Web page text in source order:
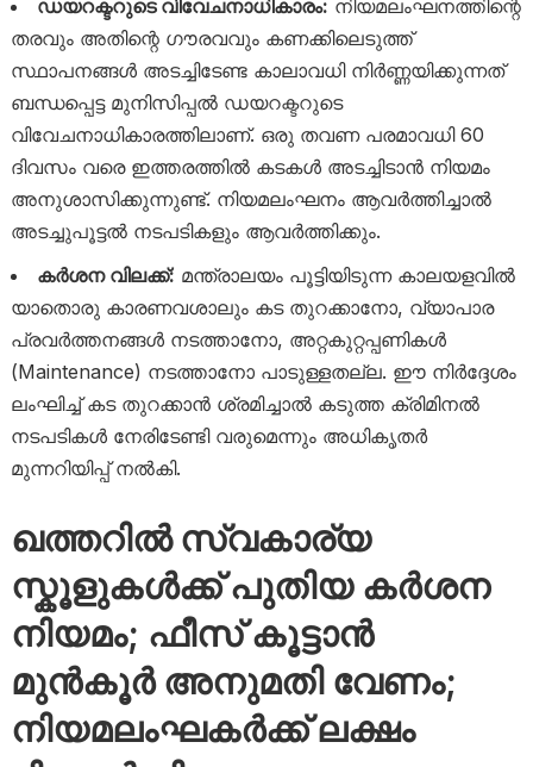
ഡയറക്ടറുടെ വിവേചനാധികാരം: നിയമലംഘനത്തിന്റെ
തരവും അതിന്റെ ഗൗരവവും കണക്കിലെടുത്ത്
സ്ഥാപനങ്ങൾ അടച്ചിടേണ്ട കാലാവധി നിർണ്ണയിക്കുന്നത്
ബന്ധപ്പെട്ട മുനിസിപ്പൽ ഡയറക്ടറുടെ
വിവേചനാധികാരത്തിലാണ്. ഒരു തവണ പരമാവധി 60
ദിവസം വരെ ഇത്തരത്തിൽ കടകൾ അടച്ചിടാൻ നിയമം
അനുശാസിക്കുന്നുണ്ട്. നിയമലംഘനം ആവർത്തിച്ചാൽ
അടച്ചുപൂട്ടൽ നടപടികളും ആവർത്തിക്കും.
കർശന വിലക്ക്: മന്ത്രാലയം പൂട്ടിയിടുന്ന കാലയളവിൽ
യാതൊരു കാരണവശാലും കട തുറക്കാനോ, വ്യാപാര
പ്രവർത്തനങ്ങൾ നടത്താനോ, അറ്റകുറ്റപ്പണികൾ
(Maintenance) നടത്താനോ പാടുള്ളതല്ല. ഈ നിർദ്ദേശം
ലംഘിച്ച് കട തുറക്കാൻ ശ്രമിച്ചാൽ കടുത്ത ക്രിമിനൽ
നടപടികൾ നേരിടേണ്ടി വരുമെന്നും അധികൃതർ
മുന്നറിയിപ്പ് നൽകി.
ഖത്തറിൽ സ്വകാര്യ
സ്കൂളുകൾക്ക് പുതിയ കർശന
നിയമം; ഫീസ് കൂട്ടാൻ
മുൻകൂർ അനുമതി വേണം;
നിയമലംഘകർക്ക് ലക്ഷം